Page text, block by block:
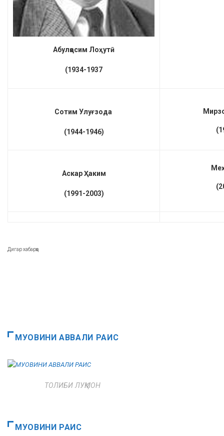
Абулқосим Лоҳутӣ
(1934-1937
Сотим Улуғзода
(1944-1946)
Аскар Ҳаким
(1991-2003)
Дигар хабарҳо
МУОВИНИ АВВАЛИ РАИС
ТОЛИБИ ЛУҚМОН
МУОВИНИ РАИС